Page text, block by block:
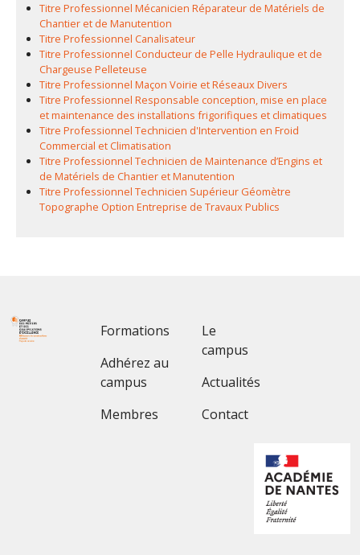
Titre Professionnel Mécanicien Réparateur de Matériels de
Chantier et de Manutention
Titre Professionnel Canalisateur
Titre Professionnel Conducteur de Pelle Hydraulique et de
Chargeuse Pelleteuse
Titre Professionnel Maçon Voirie et Réseaux Divers
Titre Professionnel Responsable conception, mise en place
et maintenance des installations frigorifiques et climatiques
Titre Professionnel Technicien d'Intervention en Froid
Commercial et Climatisation
Titre Professionnel Technicien de Maintenance d’Engins et
de Matériels de Chantier et Manutention
Titre Professionnel Technicien Supérieur Géomètre
Topographe Option Entreprise de Travaux Publics
Footer 1
Formations
Adhérez au
campus
Membres
Footer 2
Le
campus
Actualités
Contact